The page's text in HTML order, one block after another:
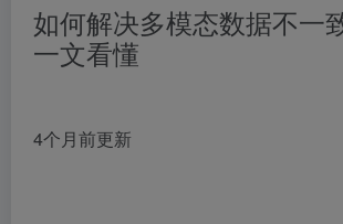
如何解决多模态数据不一
一文看懂
4个月前更新